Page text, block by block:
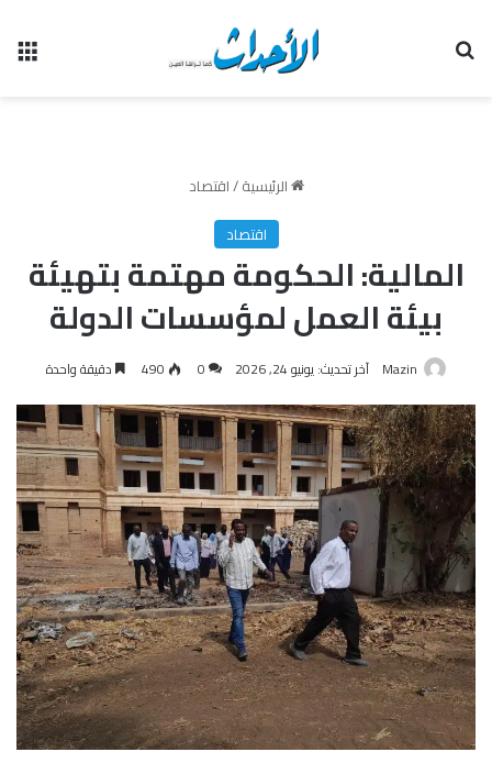
الرئيسية/اقتصاد
اقتصاد
المالية: الحكومة مهتمة بتهيئة
بيئة العمل لمؤسسات الدولة
Mazin آخر تحديث: يونيو 24, 2026 0
490 دقيقة واحدة